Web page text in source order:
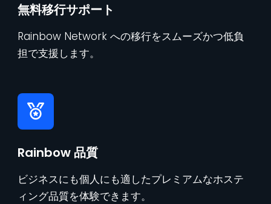
無料移行サポート
Rainbow Network への移行をスムーズかつ低負
担で支援します。
Rainbow 品質
ビジネスにも個人にも適したプレミアムなホステ
ィング品質を体験できます。